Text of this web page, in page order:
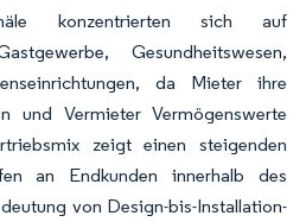
konzentrierten sich auf
Gesundheitswesen,
da Mieter ihre
und Vermieter Vermögenswerte
zeigt einen steigenden
an Endkunden innerhalb des
von Design-bis-Installation-